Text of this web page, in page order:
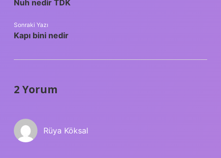
Nuh nedir TDK
Sonraki Yazı
Kapı bini nedir
2 Yorum
Rüya Köksal